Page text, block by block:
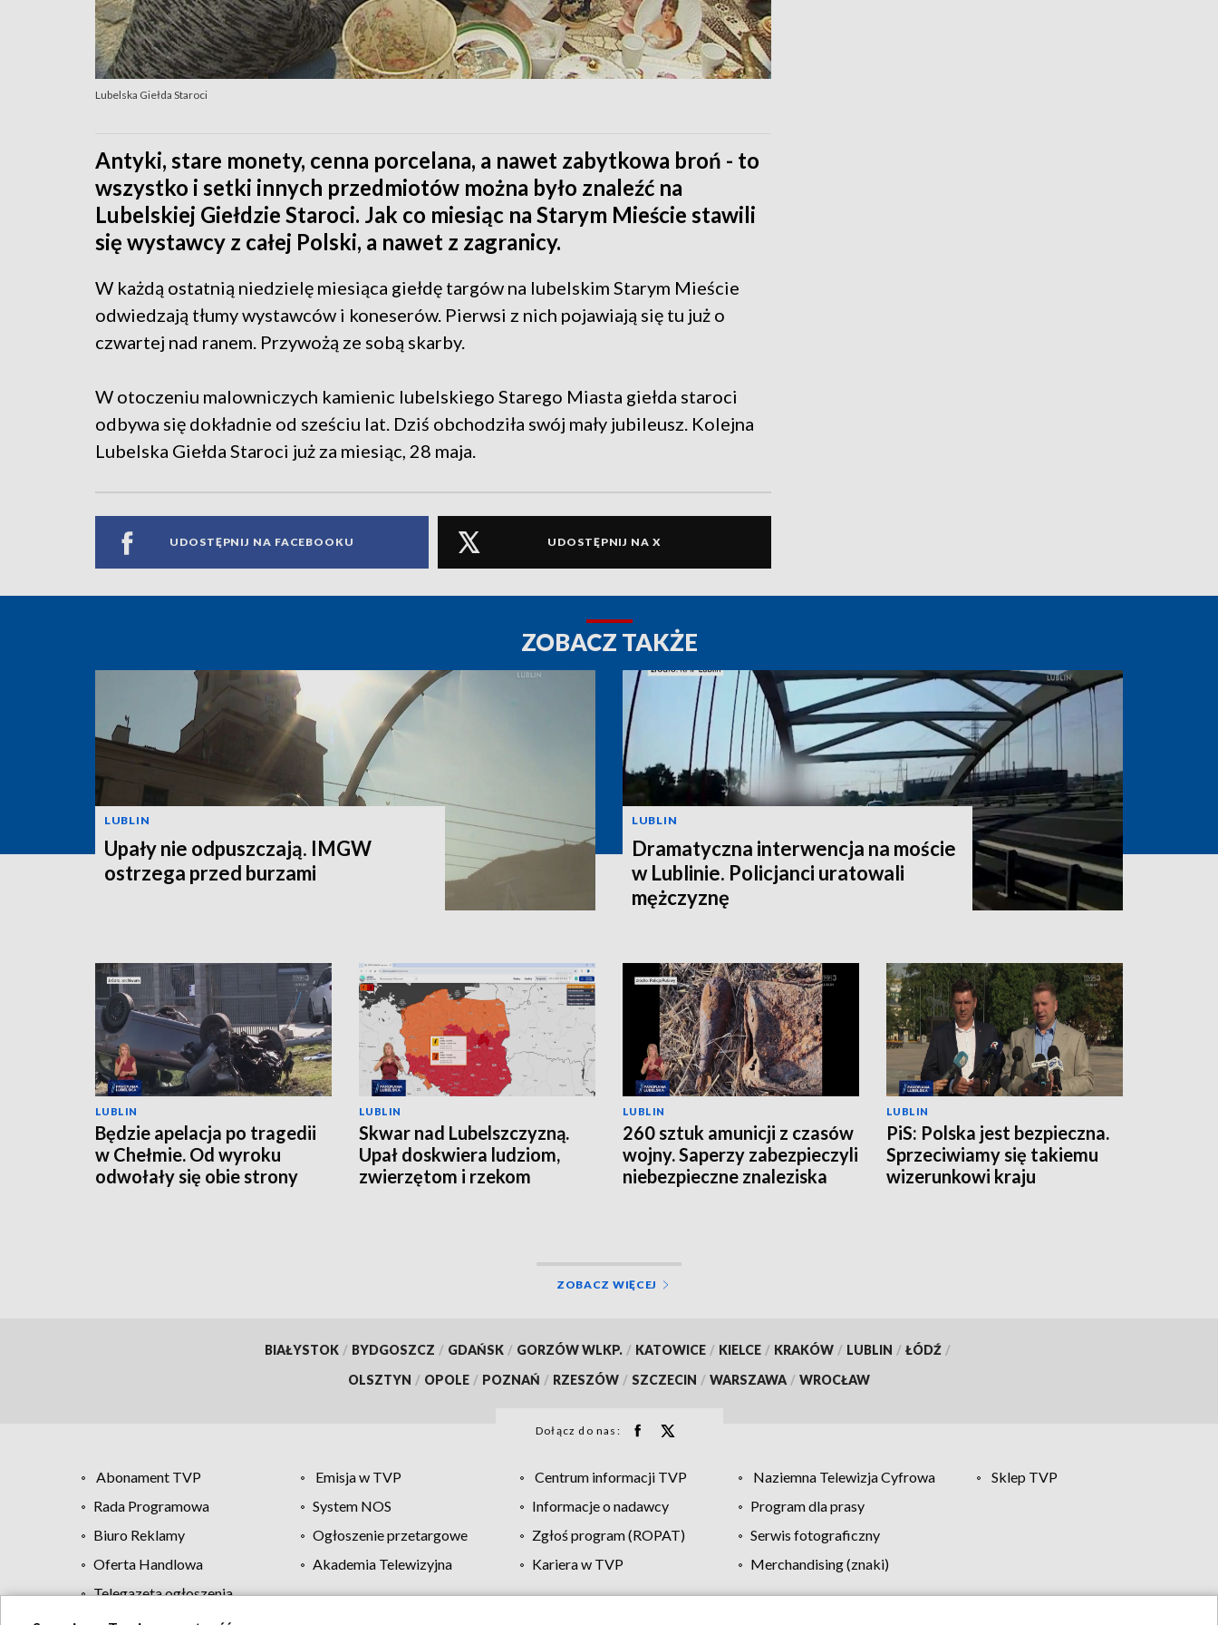
Lubelska Giełda Staroci
Antyki, stare monety, cenna porcelana, a nawet zabytkowa broń - to
wszystko i setki innych przedmiotów można było znaleźć na
Lubelskiej Giełdzie Staroci. Jak co miesiąc na Starym Mieście stawili
się wystawcy z całej Polski, a nawet z zagranicy.
W każdą ostatnią niedzielę miesiąca giełdę targów na lubelskim Starym Mieście
odwiedzają tłumy wystawców i koneserów. Pierwsi z nich pojawiają się tu już o
czwartej nad ranem. Przywożą ze sobą skarby.
W otoczeniu malowniczych kamienic lubelskiego Starego Miasta giełda staroci
odbywa się dokładnie od sześciu lat. Dziś obchodziła swój mały jubileusz. Kolejna
Lubelska Giełda Staroci już za miesiąc, 28 maja.
UDOSTĘPNIJ NA FACEBOOKU UDOSTĘPNIJ NA X
ZOBACZ TAKŻE
LUBLIN
Upały nie odpuszczają. IMGW
ostrzega przed burzami
LUBLIN
Dramatyczna interwencja na moście
w Lublinie. Policjanci uratowali
mężczyznę
LUBLIN
Będzie apelacja po tragedii
w Chełmie. Od wyroku
odwołały się obie strony
LUBLIN
Skwar nad Lubelszczyzną.
Upał doskwiera ludziom,
zwierzętom i rzekom
LUBLIN
260 sztuk amunicji z czasów
wojny. Saperzy zabezpieczyli
niebezpieczne znaleziska
LUBLIN
PiS: Polska jest bezpieczna.
Sprzeciwiamy się takiemu
wizerunkowi kraju
ZOBACZ WIĘCEJ
BIAŁYSTOK / BYDGOSZCZ / GDAŃSK / GORZÓW WLKP. / KATOWICE / KIELCE / KRAKÓW / LUBLIN / ŁÓDŹ /
OLSZTYN / OPOLE / POZNAŃ / RZESZÓW / SZCZECIN / WARSZAWA / WROCŁAW
Dołącz do nas:
Abonament TVP Emisja w TVP Centrum informacji TVP Naziemna Telewizja Cyfrowa
Sklep TVP
Rada Programowa
System NOS Informacje o nadawcy
Program dla prasy
Biuro Reklamy
Ogłoszenie przetargowe Zgłoś program (ROPAT)
Serwis fotograficzny
Oferta Handlowa
Akademia Telewizyjna Kariera w TVP
Merchandising (znaki)
Telegazeta ogłoszenia